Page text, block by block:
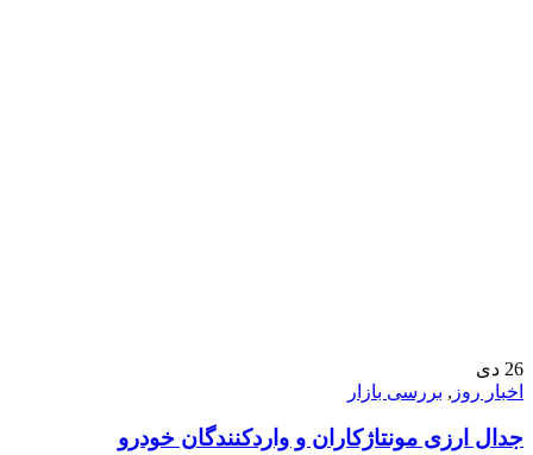
26 دی
اخبار روز , بررسی بازار
جدال ارزی مونتاژكاران و واردکنندگان خودرو